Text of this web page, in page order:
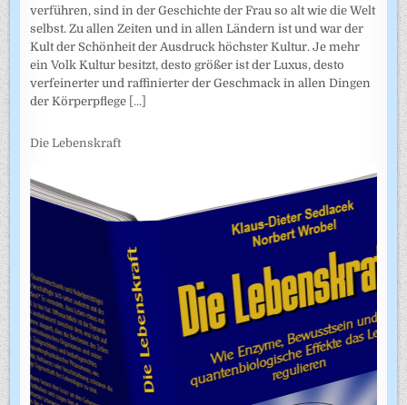
verführen, sind in der Geschichte der Frau so alt wie die Welt
selbst. Zu allen Zeiten und in allen Ländern ist und war der
Kult der Schönheit der Ausdruck höchster Kultur. Je mehr
ein Volk Kultur besitzt, desto größer ist der Luxus, desto
verfeinerter und raffinierter der Geschmack in allen Dingen
der Körperpflege [...]
Die Lebenskraft